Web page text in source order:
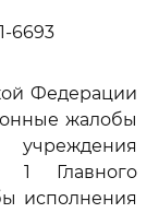
6693
Федерации
жалобы
1 Главного
исполнения